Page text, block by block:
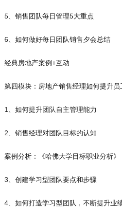
5、销售团队每日管理5大重点
6、如何做好每日团队销售夕会总结
经典房地产案例+互动
第四模块：房地产销售经理如何提升员
1、如何提升团队自主管理能力
2、销售经理对团队目标的认知
案例分析：《哈佛大学目标职业分析》
3、创建学习型团队要点和步骤
4、如何打造学习型团队，不断提升业